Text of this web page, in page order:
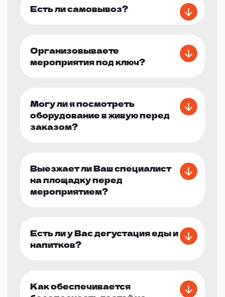
Есть ли самовывоз?
Организовываете
мероприятия под ключ?
Могу ли я посмотреть
оборудование в живую перед
заказом?
Выезжает ли Ваш специалист
на площадку перед
мероприятием?
Есть ли у Вас дегустация еды и
напитков?
Как обеспечивается